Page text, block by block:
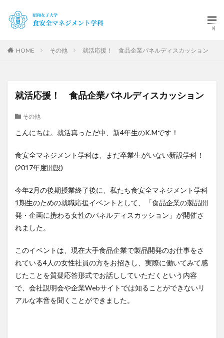
HOME その他 就活応援！ 食品企業パネルディスカッション
就活応援！ 食品企業パネルディスカッション
その他
こんにちは。就活真っただ中、新4年生のK.Mです！
食安全マネジメント学科は、まだ卒業生がいない新設学科！
(2017年度開設)
今年2 月の後期授業終了後に、私たち食安全マネジメント学科
1期生のための就職応援イベントとして、「食品企業の製品開
発・企画に携わる女性のパネルディスカッション」が開催さ
れました。
このイベントは、現在大手食品企業で製品開発のお仕事をさ
れている4人の女性社員の方をお招きし、実際に働いてみて感
じたことを質疑応答形式でお話ししていただくという内容
で、会社説明会や企業Webサイトでは知ることができないリ
アルな本音を聞くことができました。